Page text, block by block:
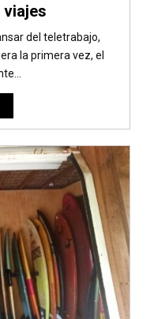
del teletrabajo,
la primera vez, el